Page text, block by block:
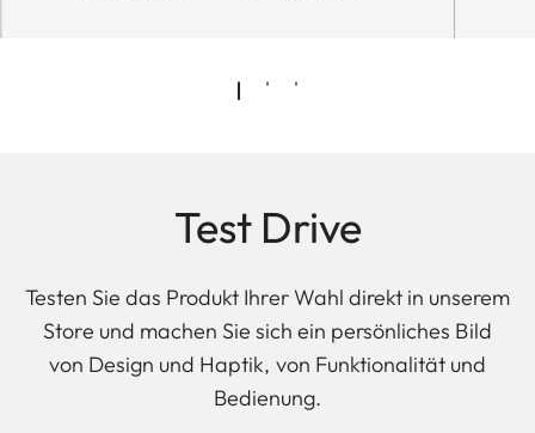
Test Drive
Testen Sie das Produkt Ihrer Wahl direkt in unserem
Store und machen Sie sich ein persönliches Bild
von Design und Haptik, von Funktionalität und
Bedienung.